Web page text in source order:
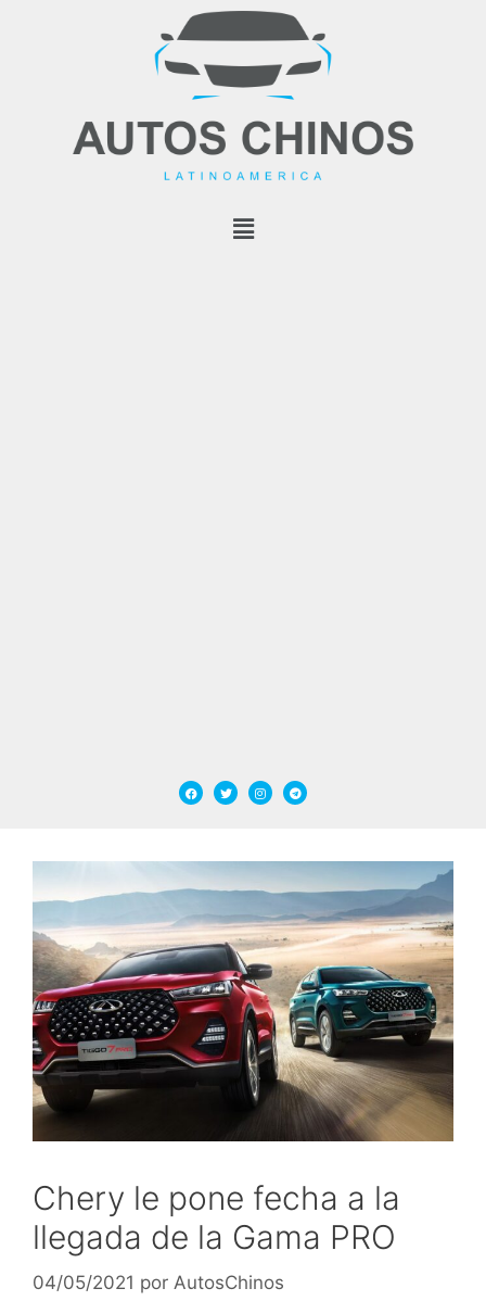
Chery le pone fecha a la
llegada de la Gama PRO
04/05/2021 por AutosChinos